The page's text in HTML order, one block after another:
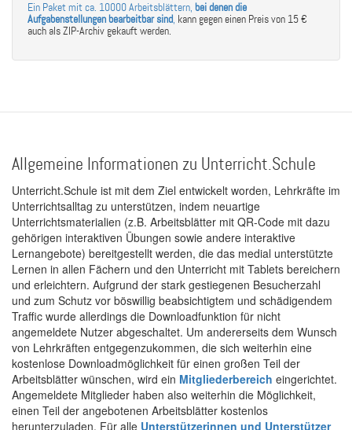
Ein Paket mit ca. 10000 Arbeitsblättern, bei denen die
Aufgabenstellungen bearbeitbar sind, kann gegen einen Preis von 15 €
auch als ZIP-Archiv gekauft werden.
Allgemeine Informationen zu Unterricht.Schule
Unterricht.Schule ist mit dem Ziel entwickelt worden, Lehrkräfte im
Unterrichtsalltag zu unterstützen, indem neuartige
Unterrichtsmaterialien (z.B. Arbeitsblätter mit QR-Code mit dazu
gehörigen interaktiven Übungen sowie andere interaktive
Lernangebote) bereitgestellt werden, die das medial unterstützte
Lernen in allen Fächern und den Unterricht mit Tablets bereichern
und erleichtern. Aufgrund der stark gestiegenen Besucherzahl
und zum Schutz vor böswillig beabsichtigtem und schädigendem
Traffic wurde allerdings die Downloadfunktion für nicht
angemeldete Nutzer abgeschaltet. Um andererseits dem Wunsch
von Lehrkräften entgegenzukommen, die sich weiterhin eine
kostenlose Downloadmöglichkeit für einen großen Teil der
Arbeitsblätter wünschen, wird ein Mitgliederbereich eingerichtet.
Angemeldete Mitglieder haben also weiterhin die Möglichkeit,
einen Teil der angebotenen Arbeitsblätter kostenlos
herunterzuladen. Für alle Unterstützerinnen und Unterstützer